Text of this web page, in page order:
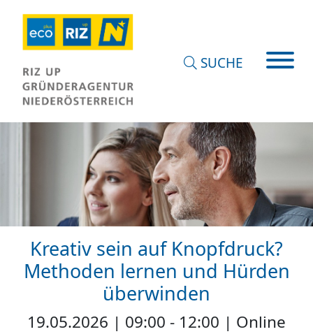
SUCHE
Kreativ sein auf Knopfdruck?
Methoden lernen und Hürden
überwinden
19.05.2026 | 09:00 - 12:00 | Online